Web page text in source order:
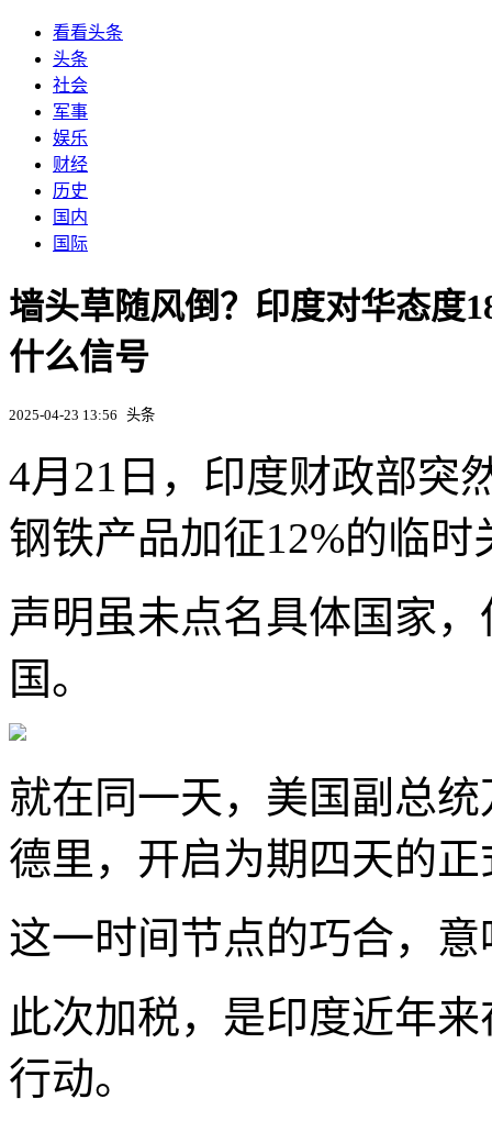
看看头条
头条
社会
军事
娱乐
财经
历史
国内
国际
墙头草随风倒？印度对华态度
什么信号
2025-04-23 13:56 头条
4月21日，印度财政部突
钢铁产品加征12%的临时
声明虽未点名具体国家
国。
就在同一天，美国副总
德里，开启为期四天的
这一时间节点的巧合，
此次加税，是印度近年
行动。